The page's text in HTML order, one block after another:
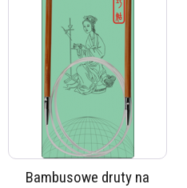
Bambusowe druty na